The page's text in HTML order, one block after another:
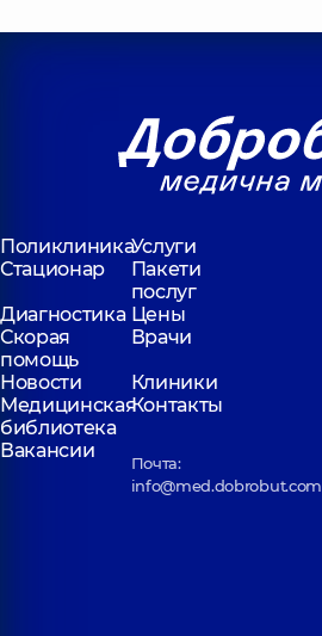
ПоликлиникаУслуги
Стационар
Пакети
послуг
Диагностика Цены
Скорая
помощь
Врачи
Новости
Клиники
Медицинская
библиотека
Контакты
Вакансии
Почта:
info@med.dobrobut.com